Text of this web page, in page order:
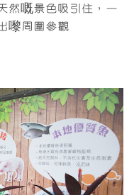
然嘅景色吸引住，一
嚟周圍參觀